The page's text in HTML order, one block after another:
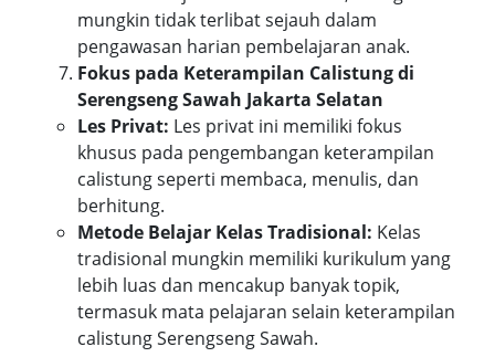
mungkin tidak terlibat sejauh dalam
pengawasan harian pembelajaran anak.
Fokus pada Keterampilan Calistung di
Serengseng Sawah Jakarta Selatan
Les Privat: Les privat ini memiliki fokus
khusus pada pengembangan keterampilan
calistung seperti membaca, menulis, dan
berhitung.
Metode Belajar Kelas Tradisional: Kelas
tradisional mungkin memiliki kurikulum yang
lebih luas dan mencakup banyak topik,
termasuk mata pelajaran selain keterampilan
calistung Serengseng Sawah.